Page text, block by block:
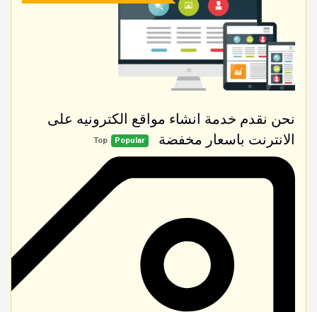
نحن نقدم خدمة انشاء مواقع الكترونيه على
الانترنت باسعار مخفضة
Popular
Top